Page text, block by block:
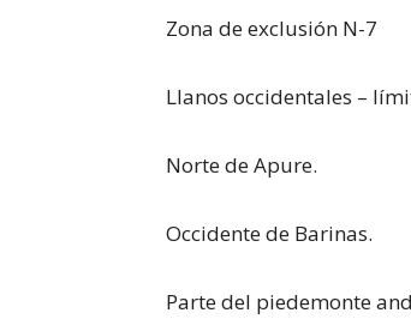
Zona de exclusión N-7
Llanos occidentales –
Norte de Apure.
Occidente de Barinas.
Parte del piedemonte